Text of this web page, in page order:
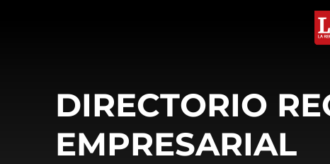
DIRECTORIO
EMPRESARIAL